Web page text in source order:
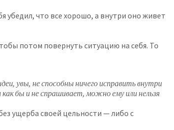
убедил, что все хорошо, а внутри оно живет
потом повернуть ситуацию на себя. То
увы, не способны ничего исправить внутри
бы и не спрашивает, можно ему или нельзя
ущерба своей цельности — либо с